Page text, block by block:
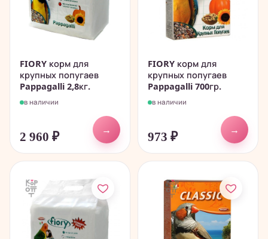
FIORY корм для
крупных попугаев
Pappagalli 2,8кг.
в наличии
2 960 ₽
→
FIORY корм для
крупных попугаев
Pappagalli 700гр.
в наличии
973 ₽
→